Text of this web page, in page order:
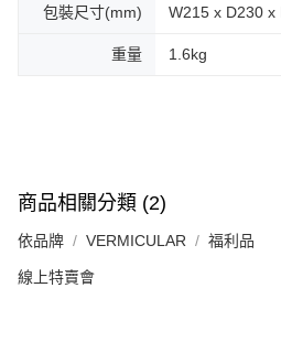
包裝尺寸(mm) W215 x D230 x
重量 1.6kg
商品相關分類 (2)
依品牌 VERMICULAR 福利品
線上特賣會